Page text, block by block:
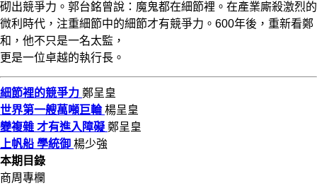
砌出競爭力。郭台銘曾說：魔鬼都在細節裡。在產業廝殺激烈的
微利時代，注重細節中的細節才有競爭力。600年後，重新看鄭
和，他不只是一名太監，
更是一位卓越的執行長。
細節裡的競爭力 鄭呈皇
世界第一艘萬噸巨輪楊呈皇
變複雜 才有進入障礙 鄭呈皇
上帆船 學統御 楊少強
本期目錄
商周專欄